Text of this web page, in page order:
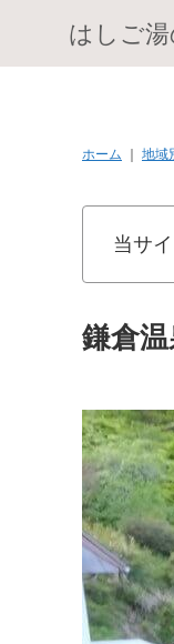
はしご
ホーム 地域
当サ
鎌倉温